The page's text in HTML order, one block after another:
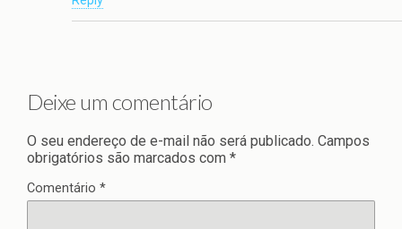
Deixe um comentário
O seu endereço de e-mail não será publicado. Campos
obrigatórios são marcados com *
Comentário *